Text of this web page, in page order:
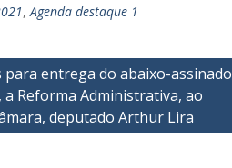
,Agenda destaque 1
para entrega do abaixo-assinado
a Reforma Administrativa, ao
deputado Arthur Lira